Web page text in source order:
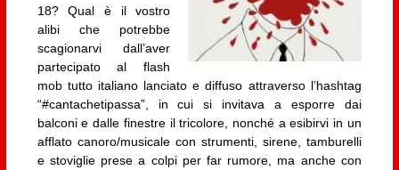
18? Qual è il vostro
alibi che potrebbe
scagionarvi dall’aver
partecipato al flash
mob tutto italiano lanciato e diffuso attraverso l’hashtag
“#cantachetipassa”, in cui si invitava a esporre dai
balconi e dalle finestre il tricolore, nonché a esibirvi in un
afflato canoro/musicale con strumenti, sirene, tamburelli
e stoviglie prese a colpi per far rumore, ma anche con